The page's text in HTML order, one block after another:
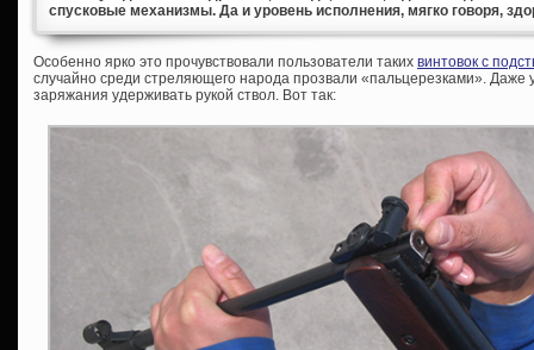
спусковые механизмы. Да и уровень исполнения, мягко говоря,
Особенно ярко это прочувствовали пользователи таких винтовок с
случайно среди стреляющего народа прозвали «пальцерезками». Даже
заряжания удерживать рукой ствол. Вот так: